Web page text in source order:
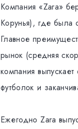
Компания «Zara»
Корунья), где
Главное
рынок (средняя
компания
футболок и
Ежегодно Zara